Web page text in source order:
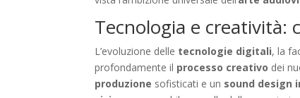
Tecnologia e creatività:
L’evoluzione delle tecnologie digitali, la
profondamente il processo creativo dei
produzione sofisticati e un sound design